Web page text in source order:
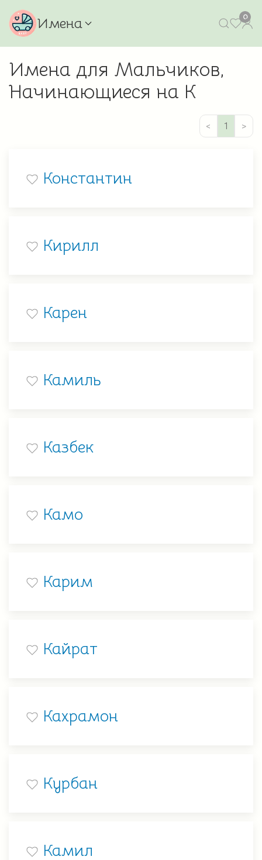
Имена 0
Имена для Мальчиков,
Начинающиеся на К
< 1 >
Константин
Кирилл
Карен
Камиль
Казбек
Камо
Карим
Кайрат
Кахрамон
Курбан
Камил